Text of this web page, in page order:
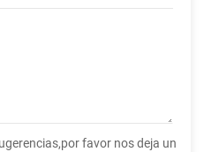
favor nos deja un